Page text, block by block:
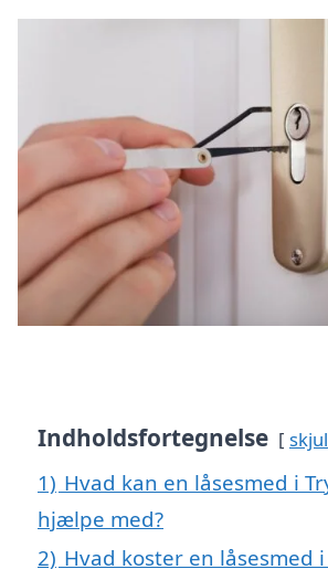
Indholdsfortegnelse skjul
1) Hvad kan en låsesmed i
hjælpe med?
2) Hvad koster en låsesmed